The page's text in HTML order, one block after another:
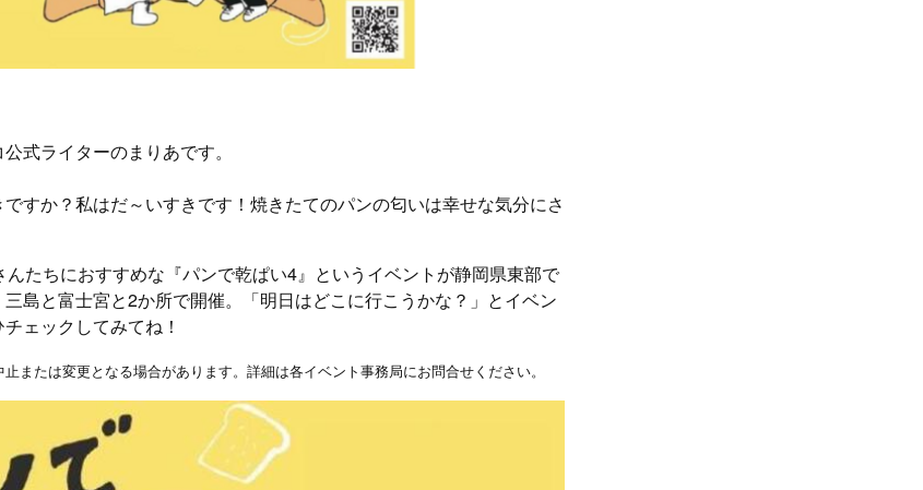
式ライターのまりあです。
すか？私はだ～いすきです！焼きたてのパンの匂いは幸せな気分にさ
たちにおすすめな『パンで乾ぱい4』というイベントが静岡県東部で
島と富士宮と2か所で開催。「明日はどこに行こうかな？」とイベン
ェックしてみてね！
または変更となる場合があります。詳細は各イベント事務局にお問合せください。